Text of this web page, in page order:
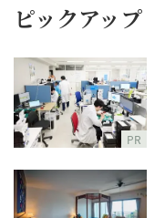
ピックアップ
PR